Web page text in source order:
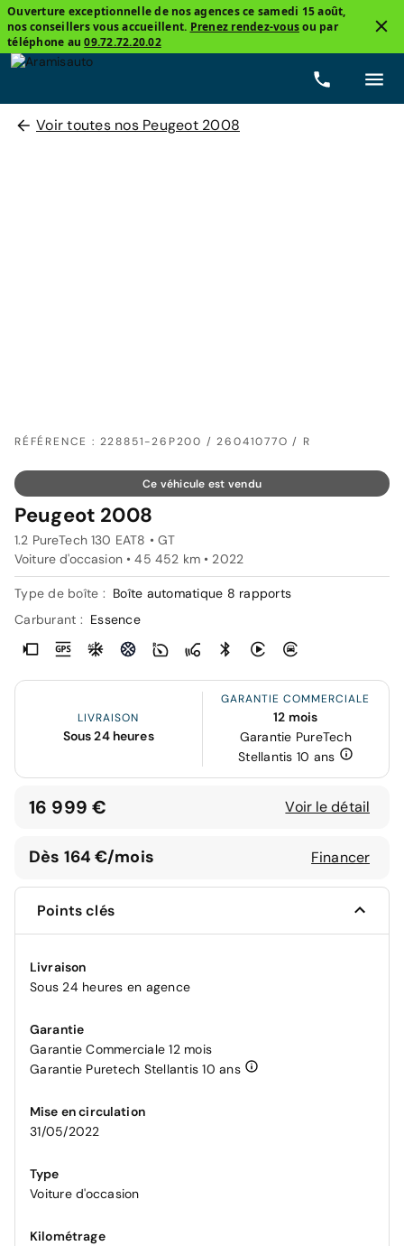
Ouverture exceptionnelle de nos agences ce samedi 15 août,
nos conseillers vous accueillent. Prenez rendez-vousou par
téléphone au09.72.72.20.02
Voir toutes nos Peugeot 2008
RÉFÉRENCE : 228851-26P200 / 26041077O / R
Ce véhicule est vendu
Peugeot 2008
1.2 PureTech 130 EAT8 • GT
Voiture d'occasion • 45 452 km • 2022
Type de boîte : Boîte automatique 8 rapports
Carburant : Essence
LIVRAISON
Sous 24 heures
GARANTIE COMMERCIALE
12 mois
Garantie PureTech
Stellantis 10 ans
16 999 € Voir le détail
Dès 164 €/mois Financer
Points clés
Livraison
Sous 24 heures en agence
Garantie
Garantie Commerciale 12 mois
Garantie Puretech Stellantis 10 ans
Mise en circulation
31/05/2022
Type
Voiture d'occasion
Kilométrage